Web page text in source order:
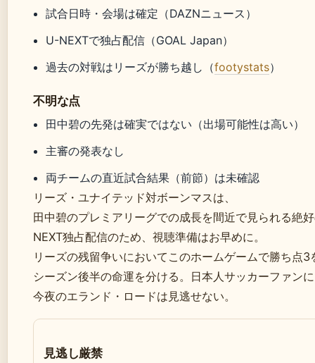
試合日時・会場は確定（DAZNニュース）
U-NEXTで独占配信（GOAL Japan）
過去の対戦はリーズが勝ち越し（footystats）
不明な点
田中碧の先発は確実ではない（出場可能性は高い）
主審の発表なし
両チームの直近試合結果（前節）は未確認
リーズ・ユナイテッド対ボーンマスは、
田中碧のプレミアリーグでの成長を間近で見られる絶
NEXT独占配信のため、視聴準備はお早めに。
リーズの残留争いにおいてこのホームゲームで勝ち点3
シーズン後半の命運を分ける。日本人サッカーファン
今夜のエランド・ロードは見逃せない。
見逃し厳禁